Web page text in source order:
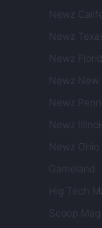
Newz
Newz Texas
Newz
Newz New
Newz
Newz Illinois
Newz Ohio
Gameland
Hig Tech
Scoop Mag